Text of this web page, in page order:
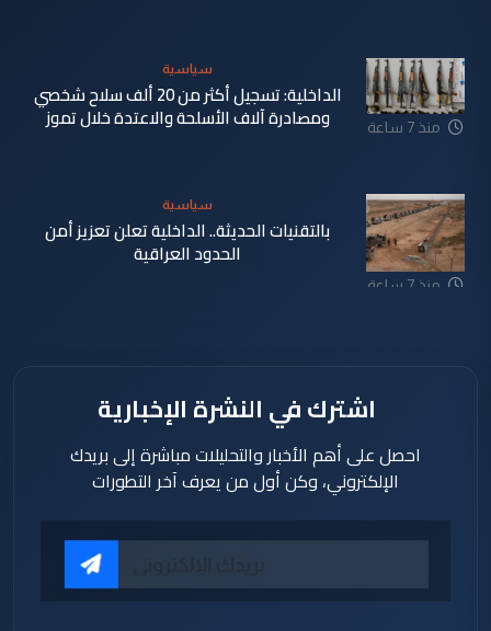
منذ 7 ساعة
سياسية
الداخلية: تسجيل أكثر من 20 ألف سلاح شخصي
ومصادرة آلاف الأسلحة والاعتدة خلال تموز
منذ 7 ساعة
سياسية
بالتقنيات الحديثة.. الداخلية تعلن تعزيز أمن
الحدود العراقية
اشترك في النشرة الإخبارية
احصل على أهم الأخبار والتحليلات مباشرة إلى بريدك
الإلكتروني، وكن أول من يعرف آخر التطورات